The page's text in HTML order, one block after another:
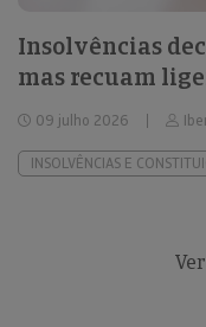
Insolvências
mas recuam
a criação de
de desaceleração
09 julho 2026
INSOLVÊNCIAS E